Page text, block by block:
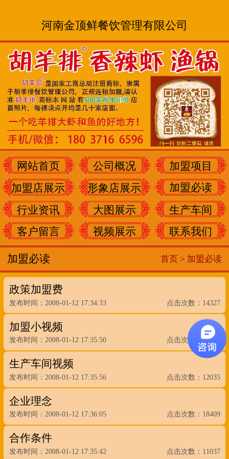
河南金顶鲜餐饮管理有限公司
网站首页 公司概况
加盟项目
加盟店展示
形象店展示
加盟必读
行业资讯
大图展示
生产车间
客户留言
视频展示 联系我们
加盟必读 加盟必读
首页 >
政策加盟费
发布时间：2008-01-12 17:34:33 点击次数：14327
加盟小视频
发布时间：2008-01-12 17:35:50 点击次数：13069
生产车间视频
发布时间：2008-01-12 17:35:56 点击次数：12035
企业理念
发布时间：2008-01-12 17:36:05 点击次数：18409
合作条件
发布时间：2008-01-12 17:35:42 点击次数：11037